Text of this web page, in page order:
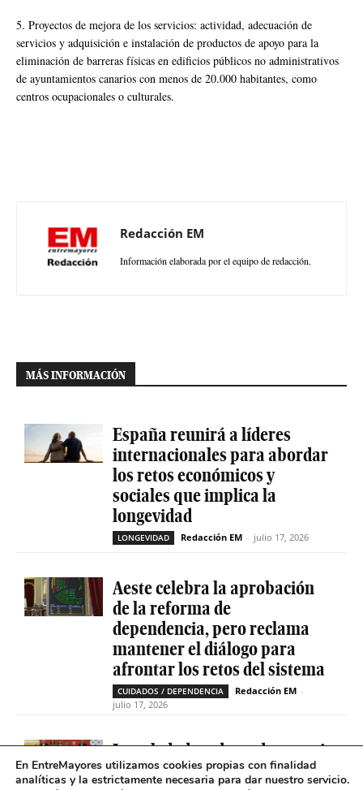
5. Proyectos de mejora de los servicios: actividad, adecuación de
servicios y adquisición e instalación de productos de apoyo para la
eliminación de barreras físicas en edificios públicos no administrativos
de ayuntamientos canarios con menos de 20.000 habitantes, como
centros ocupacionales o culturales.
Redacción EM
Información elaborada por el equipo de redacción.
MÁS INFORMACIÓN
España reunirá a líderes
internacionales para abordar
los retos económicos y
sociales que implica la
longevidad
LONGEVIDAD Redacción EM - julio 17, 2026
Aeste celebra la aprobación
de la reforma de
dependencia, pero reclama
mantener el diálogo para
afrontar los retos del sistema
CUIDADOS / DEPENDENCIA Redacción EM -
julio 17, 2026
La soledad no deseada es casi
cinco veces superior entre
En EntreMayores utilizamos cookies propias con finalidad
analíticas y la estrictamente necesaria para dar nuestro servicio.